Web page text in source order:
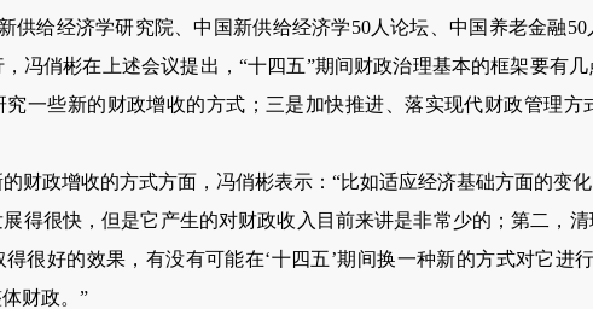
给经济学研究院、中国新供给经济学50人论坛、中国养老金融50
冯俏彬在上述会议提出，“十四五”期间财政治理基本的框架要有
究一些新的财政增收的方式；三是加快推进、落实现代财政管理
政增收的方式方面，冯俏彬表示：“比如适应经济基础方面的变
得很快，但是它产生的对财政收入目前来讲是非常少的；第二，
得很好的效果，有没有可能在‘十四五’期间换一种新的方式对它进
财政。”